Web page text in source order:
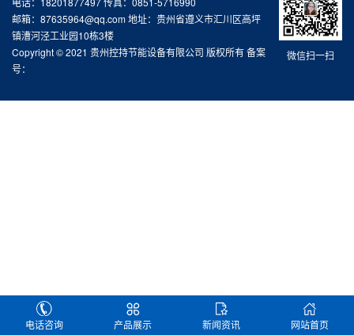
微信扫一扫
邮箱：87635964@qq.com 地址：贵州省遵义市汇川区高坪
镇漕河泾工业园10栋3楼
Copyright © 2021 贵州控持节能设备有限公司 版权所有 备案
号：
电话咨询 产品展示 新闻资讯 网站首页